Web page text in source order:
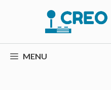
conteúdo
MENU